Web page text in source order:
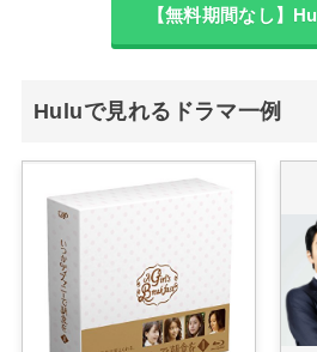
【無料期間なし】
Huluで見れるドラマ一例